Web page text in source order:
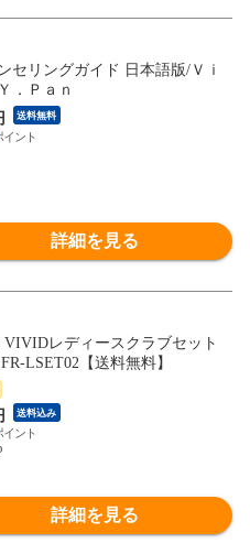
セリングガイド 日本語版/Ｖｉ
．Ｐａｎ
送料無料
詳細を見る
VIVIDレディースクラブセット
LSET02【送料無料】
送料込み
詳細を見る